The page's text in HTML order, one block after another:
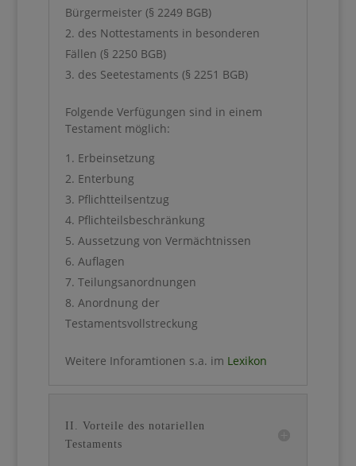
Bürgermeister (§ 2249 BGB)
des Nottestaments in besonderen
Fällen (§ 2250 BGB)
des Seetestaments (§ 2251 BGB)
Folgende Verfügungen sind in einem
Testament möglich:
Erbeinsetzung
Enterbung
Pflichtteilsentzug
Pflichteilsbeschränkung
Aussetzung von Vermächtnissen
Auflagen
Teilungsanordnungen
Anordnung der
Testamentsvollstreckung
Weitere Inforamtionen s.a. im Lexikon
II. Vorteile des notariellen
Testaments